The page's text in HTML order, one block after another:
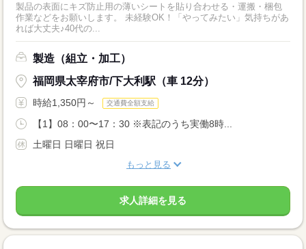
製品の表面にキズ防止用の薄いシートを貼り合わせる・運搬・梱包
作業などをお願いします。 未経験OK！「やってみたい」気持ちがあ
れば大丈夫♪40代の...
製造（組立・加工）
福岡県太宰府市/下大利駅（車 12分）
時給1,350円～ 交通費全額支給
【1】08：00〜17：30 ※表記のうち実働8時...
土曜日 日曜日 祝日
もっと見る
求人詳細を見る